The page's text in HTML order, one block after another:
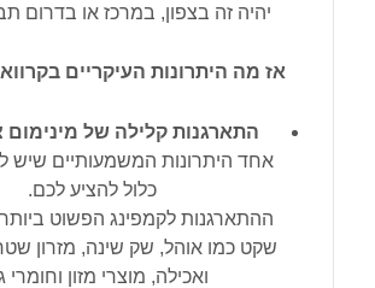
יהיה זה בצפון, במרכז או בדרום
אז מה היתרונות העיקריים
התארגנות קלילה של מינימום
אחד היתרונות המשמעותיים שיש
כלול להציע לכם.
ההתארגנות לקמפינג הפשוט ביותר
שקט כמו אוהל, שק שינה, מזרון
ואכילה, מוצרי מזון וחומרי